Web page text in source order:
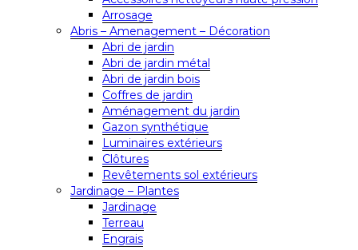
Arrosage
Abris – Amenagement – Décoration
Abri de jardin
Abri de jardin métal
Abri de jardin bois
Coffres de jardin
Aménagement du jardin
Gazon synthétique
Luminaires extérieurs
Clôtures
Revêtements sol extérieurs
Jardinage – Plantes
Jardinage
Terreau
Engrais